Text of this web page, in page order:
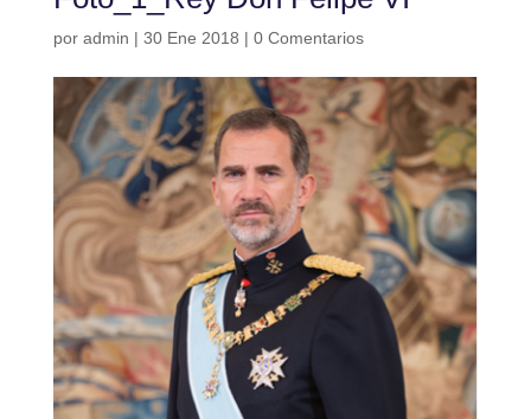
por admin | 30 Ene 2018 | 0 Comentarios